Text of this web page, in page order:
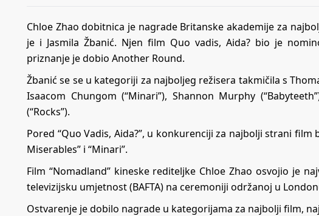
Chloe Zhao dobitnica je nagrade Britanske akademije za
je i Jasmila Žbanić. Njen film Quo vadis, Aida? bio je
priznanje je dobio Another Round.
Žbanić se se u kategoriji za najboljeg režisera takmičila s
Isaacom Chungom (“Minari”), Shannon Murphy
(“Rocks”).
Pored “Quo Vadis, Aida?”, u konkurenciji za najbolji strani film
Miserables” i “Minari”.
Film “Nomadland” kineske rediteljke Chloe Zhao osvojio je
televizijsku umjetnost (BAFTA) na ceremoniji održanoj u
Ostvarenje je dobilo nagrade u kategorijama za najbolji film,